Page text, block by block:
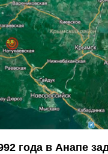
года в Анапе